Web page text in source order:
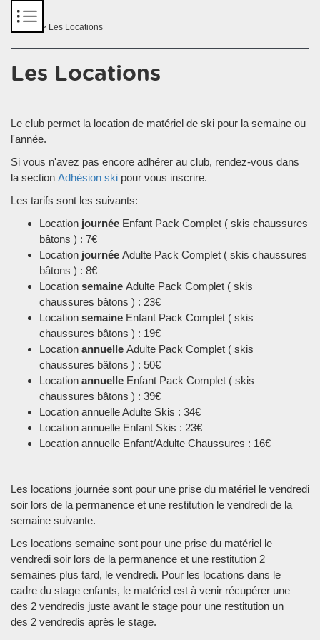
> Les Locations
Les Locations
Le club permet la location de matériel de ski pour la semaine ou
l'année.
Si vous n'avez pas encore adhérer au club, rendez-vous dans
la section Adhésion ski pour vous inscrire.
Les tarifs sont les suivants:
Location journée Enfant Pack Complet ( skis chaussures
bâtons ) : 7€
Location journée Adulte Pack Complet ( skis chaussures
bâtons ) : 8€
Location semaine Adulte Pack Complet ( skis
chaussures bâtons ) : 23€
Location semaine Enfant Pack Complet ( skis
chaussures bâtons ) : 19€
Location annuelle Adulte Pack Complet ( skis
chaussures bâtons ) : 50€
Location annuelle Enfant Pack Complet ( skis
chaussures bâtons ) : 39€
Location annuelle Adulte Skis : 34€
Location annuelle Enfant Skis : 23€
Location annuelle Enfant/Adulte Chaussures : 16€
Les locations journée sont pour une prise du matériel le vendredi
soir lors de la permanence et une restitution le vendredi de la
semaine suivante.
Les locations semaine sont pour une prise du matériel le
vendredi soir lors de la permanence et une restitution 2
semaines plus tard, le vendredi. Pour les locations dans le
cadre du stage enfants, le matériel est à venir récupérer une
des 2 vendredis juste avant le stage pour une restitution un
des 2 vendredis après le stage.